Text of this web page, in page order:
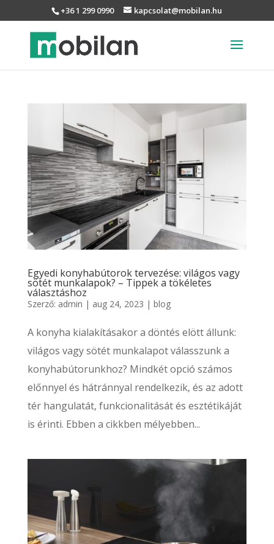
+36 1 299 0990 kapcsolat@mobilan.hu
Egyedi konyhabútorok tervezése: világos vagy
sötét munkalapok? – Tippek a tökéletes
választáshoz
Szerző: admin | aug 24, 2023 | blog
A konyha kialakításakor a döntés elött állunk:
világos vagy sötét munkalapot válasszunk a
konyhabútorunkhoz? Mindkét opció számos
előnnyel és hátránnyal rendelkezik, és az adott
tér hangulatát, funkcionalitását és esztétikáját
is érinti. Ebben a cikkben mélyebben...